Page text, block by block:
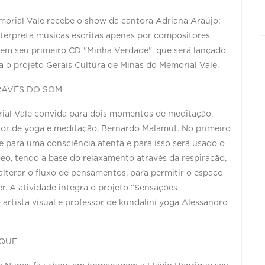
Vale recebe o show da cantora Adriana Araújo:
músicas escritas apenas por compositores
seu primeiro CD "Minha Verdade", que será lançado
o projeto Gerais Cultura de Minas do Memorial Vale.
DO SOM
Vale convida para dois momentos de meditação,
de yoga e meditação, Bernardo Malamut. No primeiro
uma consciência atenta e para isso será usado o
tendo a base do relaxamento através da respiração,
o fluxo de pensamentos, para permitir o espaço
A atividade integra o projeto “Sensações
visual e professor de kundalini yoga Alessandro